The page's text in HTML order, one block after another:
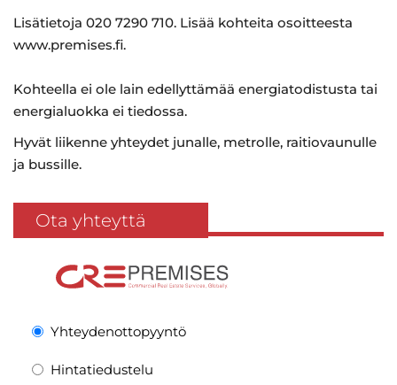
Lisätietoja 020 7290 710. Lisää kohteita osoitteesta
www.premises.fi.
Kohteella ei ole lain edellyttämää energiatodistusta tai
energialuokka ei tiedossa.
Hyvät liikenne yhteydet junalle, metrolle, raitiovaunulle
ja bussille.
Ota yhteyttä
Yhteydenottopyyntö
Hintatiedustelu